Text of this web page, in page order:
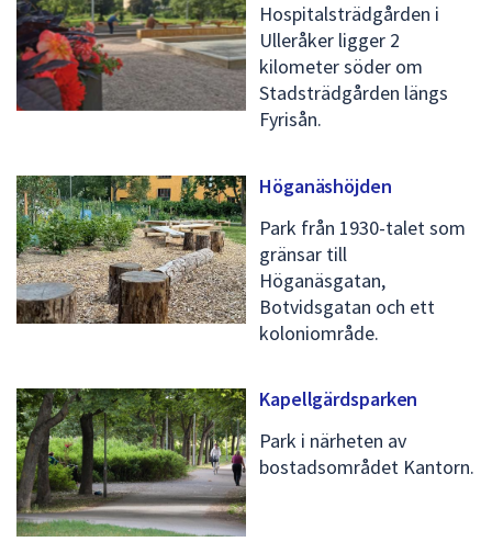
Hospitalsträdgården i
Ulleråker ligger 2
kilometer söder om
Stadsträdgården längs
Fyrisån.
Höganäshöjden
Park från 1930-talet som
gränsar till
Höganäsgatan,
Botvidsgatan och ett
koloniområde.
Kapellgärdsparken
Park i närheten av
bostadsområdet Kantorn.